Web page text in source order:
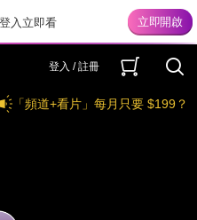
入立即看
登入 / 註冊
「頻道+看片」每月只要 $199？